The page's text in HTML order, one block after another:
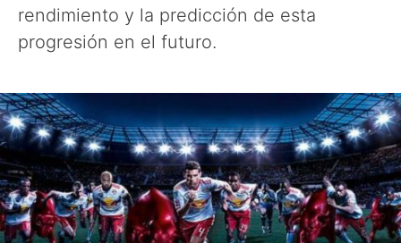
rendimiento y la predicción de esta
progresión en el futuro.